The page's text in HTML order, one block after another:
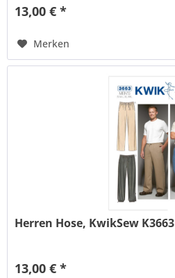
13,00 € *
Merken
Herren Hose, KwikSew K3663
13,00 € *